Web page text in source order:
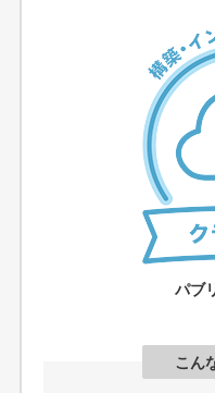
パブ
こん